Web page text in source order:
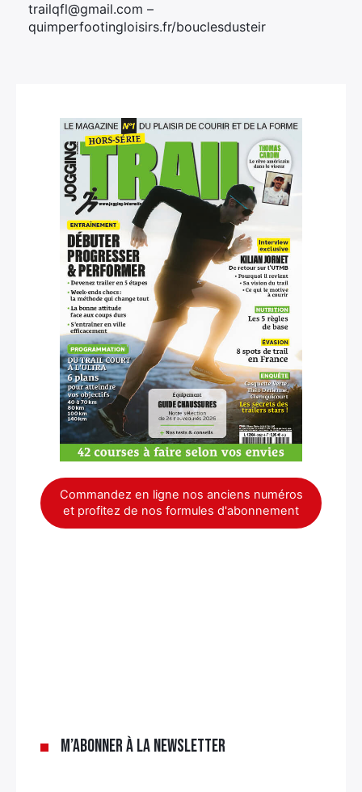
trailqfl@gmail.com –
quimperfootingloisirs.fr/bouclesdusteir
Commandez en ligne nos anciens numéros
et profitez de nos formules d'abonnement
M’abonner à la newsletter